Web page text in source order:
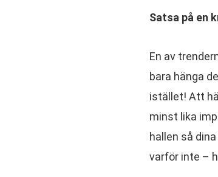
Satsa på en
En av
bara hänga
istället! Att
minst lika
hallen så
varför inte –